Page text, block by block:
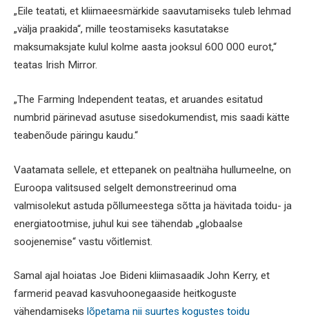
„Eile teatati, et kliimaeesmärkide saavutamiseks tuleb lehmad
„välja praakida“, mille teostamiseks kasutatakse
maksumaksjate kulul kolme aasta jooksul 600 000 eurot,“
teatas Irish Mirror.
„The Farming Independent teatas, et aruandes esitatud
numbrid pärinevad asutuse sisedokumendist, mis saadi kätte
teabenõude päringu kaudu.“
Vaatamata sellele, et ettepanek on pealtnäha hullumeelne, on
Euroopa valitsused selgelt demonstreerinud oma
valmisolekut astuda põllumeestega sõtta ja hävitada toidu- ja
energiatootmise, juhul kui see tähendab „globaalse
soojenemise“ vastu võitlemist.
Samal ajal hoiatas Joe Bideni kliimasaadik John Kerry, et
farmerid peavad kasvuhoonegaaside heitkoguste
vähendamiseks lõpetama nii suurtes kogustes toidu